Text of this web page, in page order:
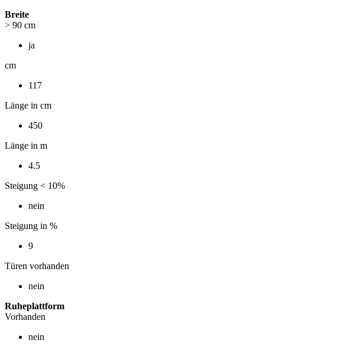
Breite
> 90 cm
ja
cm
117
Länge in cm
450
Länge in m
4.5
Steigung < 10%
nein
Steigung in %
9
Türen vorhanden
nein
Ruheplattform
Vorhanden
nein